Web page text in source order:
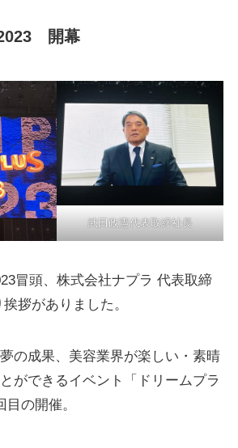
2023 開幕
武田政憲代表取締社長
冒頭、株式会社ナプラ 代表取締
拶がありました。
の成果、美容業界が楽しい・素晴
ができるイベント「ドリームプラ
目の開催。